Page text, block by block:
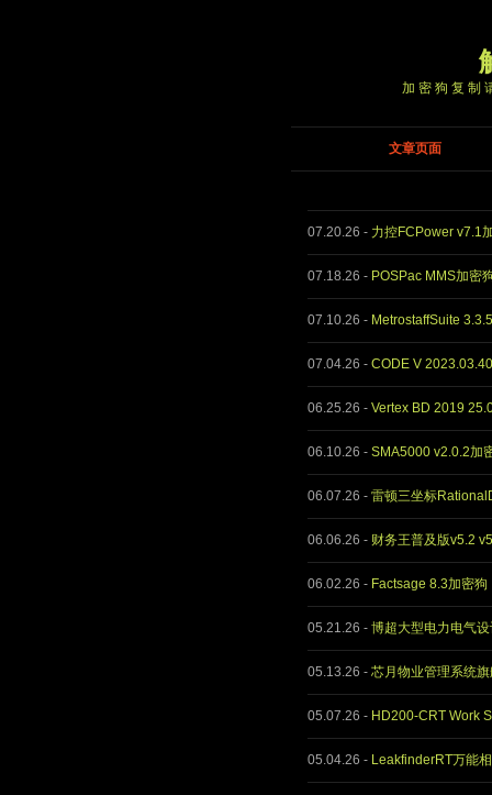
加密狗复
文章页面
07.20.26 - 力控FCPower v7.1
07.18.26 - POSPac MMS加密
07.10.26 - MetrostaffSuite
07.04.26 - CODE V
06.25.26 - Vertex BD 2019
06.10.26 - SMA5000 v2.0.2加
06.07.26 - 雷顿三坐标
06.06.26 - 财务王普及版v5.2
06.02.26 - Factsage 8.3加密狗
05.21.26 - 博超大型电力电气
05.13.26 - 芯月物业管理系统
05.07.26 - HD200-CRT Work
05.04.26 - LeakfinderRT万能